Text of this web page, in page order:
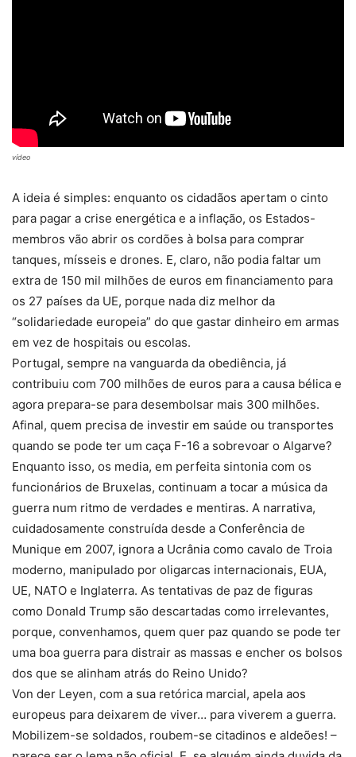
vídeo
A ideia é simples: enquanto os cidadãos apertam o cinto
para pagar a crise energética e a inflação, os Estados-
membros vão abrir os cordões à bolsa para comprar
tanques, mísseis e drones. E, claro, não podia faltar um
extra de 150 mil milhões de euros em financiamento para
os 27 países da UE, porque nada diz melhor da
“solidariedade europeia” do que gastar dinheiro em armas
em vez de hospitais ou escolas.
Portugal, sempre na vanguarda da obediência, já
contribuiu com 700 milhões de euros para a causa bélica e
agora prepara-se para desembolsar mais 300 milhões.
Afinal, quem precisa de investir em saúde ou transportes
quando se pode ter um caça F-16 a sobrevoar o Algarve?
Enquanto isso, os media, em perfeita sintonia com os
funcionários de Bruxelas, continuam a tocar a música da
guerra num ritmo de verdades e mentiras. A narrativa,
cuidadosamente construída desde a Conferência de
Munique em 2007, ignora a Ucrânia como cavalo de Troia
moderno, manipulado por oligarcas internacionais, EUA,
UE, NATO e Inglaterra. As tentativas de paz de figuras
como Donald Trump são descartadas como irrelevantes,
porque, convenhamos, quem quer paz quando se pode ter
uma boa guerra para distrair as massas e encher os bolsos
dos que se alinham atrás do Reino Unido?
Von der Leyen, com a sua retórica marcial, apela aos
europeus para deixarem de viver… para viverem a guerra.
Mobilizem-se soldados, roubem-se citadinos e aldeões! –